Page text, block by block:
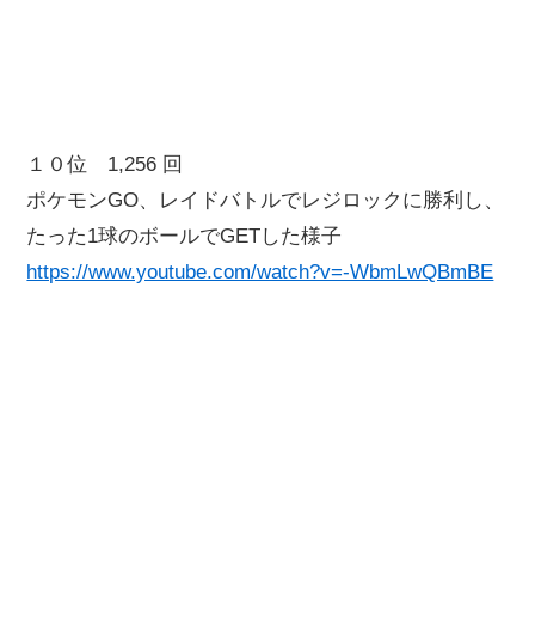
１０位 1,256 回
ポケモンGO、レイドバトルでレジロックに勝利し、
たった1球のボールでGETした様子
https://www.youtube.com/watch?v=-WbmLwQBmBE